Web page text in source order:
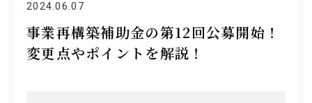
2024.06.07
事業再構築補助金の第12回公募開始！
変更点やポイントを解説！